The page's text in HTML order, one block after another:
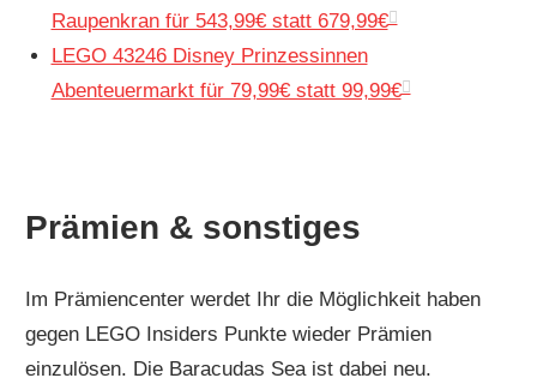
Raupenkran für 543,99€ statt 679,99€
LEGO 43246 Disney Prinzessinnen
Abenteuermarkt für 79,99€ statt 99,99€
Prämien & sonstiges
Im Prämiencenter werdet Ihr die Möglichkeit haben
gegen LEGO Insiders Punkte wieder Prämien
einzulösen. Die Baracudas Sea ist dabei neu.